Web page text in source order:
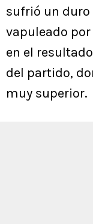
sufrió un duro
vapuleado
en el
del partido,
muy superior.